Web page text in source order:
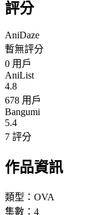
評分
AniDaze
暫無評分
0 用戶
AniList
4.8
678 用戶
Bangumi
5.4
7 評分
作品資訊
類型： OVA
集數： 4